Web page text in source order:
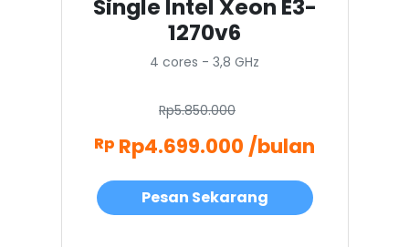
Single Intel Xeon E3-
1270v6
4 cores - 3,8 GHz
Rp5.850.000
Rp Rp4.699.000 /bulan
Pesan Sekarang